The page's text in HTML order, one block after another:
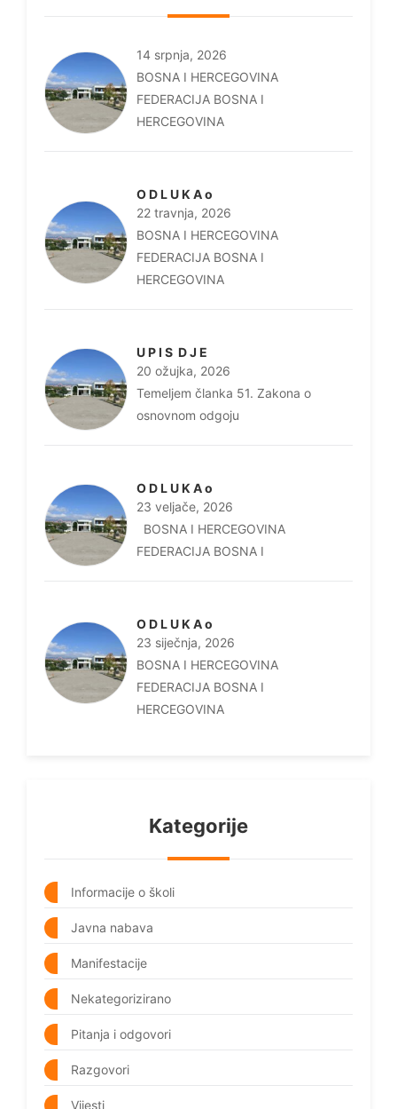
14 srpnja, 2026
BOSNA I HERCEGOVINA
FEDERACIJA BOSNA I
HERCEGOVINA
O D L U K A o
22 travnja, 2026
BOSNA I HERCEGOVINA
FEDERACIJA BOSNA I
HERCEGOVINA
U P I S D J E
20 ožujka, 2026
Temeljem članka 51. Zakona o
osnovnom odgoju
O D L U K A o
23 veljače, 2026
BOSNA I HERCEGOVINA
FEDERACIJA BOSNA I
O D L U K A o
23 siječnja, 2026
BOSNA I HERCEGOVINA
FEDERACIJA BOSNA I
HERCEGOVINA
Kategorije
Informacije o školi
Javna nabava
Manifestacije
Nekategorizirano
Pitanja i odgovori
Razgovori
Vijesti